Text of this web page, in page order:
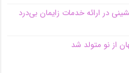
از نو متولد شد